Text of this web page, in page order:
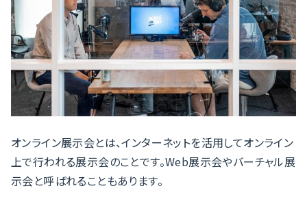
オンライン展示会とは、インターネットを活用してオンライン
上で行われる展示会のことです。Web展示会やバーチャル展
示会と呼ばれることもあります。